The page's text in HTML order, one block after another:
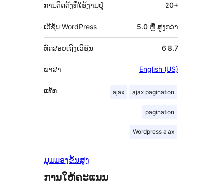
ການຕິດຕັ້ງທີ່ໃຊ້ງານຢູ່ 20+
ເວີຊັນ WordPress 5.0 ຫຼື ສູງກວ່າ
ທົດສອບເຖິງເວີຊັນ 6.8.7
ພາສາ English (US)
ແທັກ ajax ajax pagination
pagination
Wordpress ajax
ມຸມມອງຂັ້ນສູງ
ການໃຫ້ຄະແນນ